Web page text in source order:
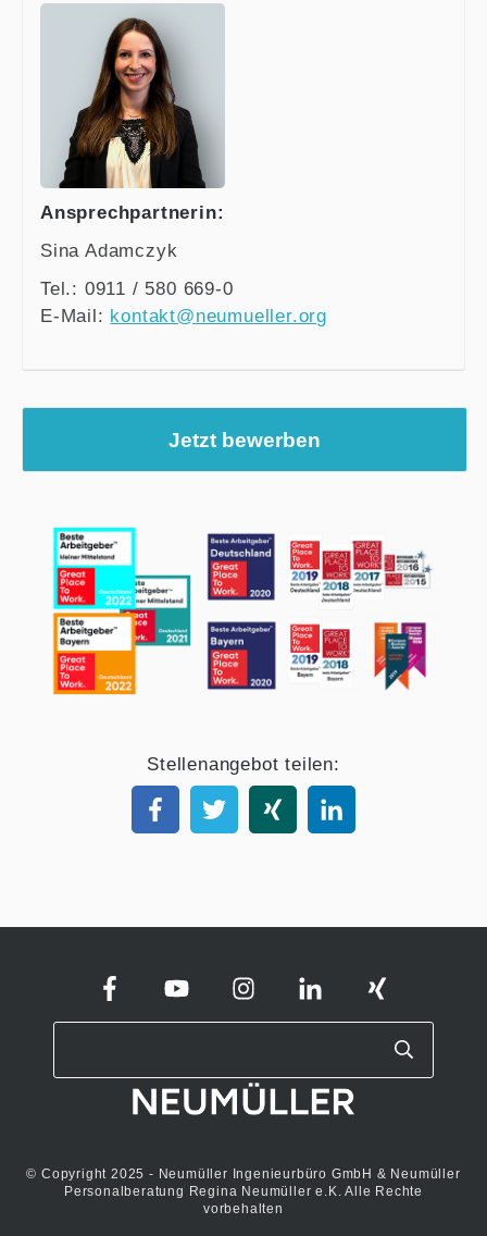
Ansprechpartnerin:
Sina Adamczyk
Tel.: 0911 / 580 669-0
E-Mail: kontakt@neumueller.org
Jetzt bewerben
Stellenangebot teilen:
© Copyright 2025 - Neumüller Ingenieurbüro GmbH & Neumüller
Personalberatung Regina Neumüller e.K. Alle Rechte
vorbehalten